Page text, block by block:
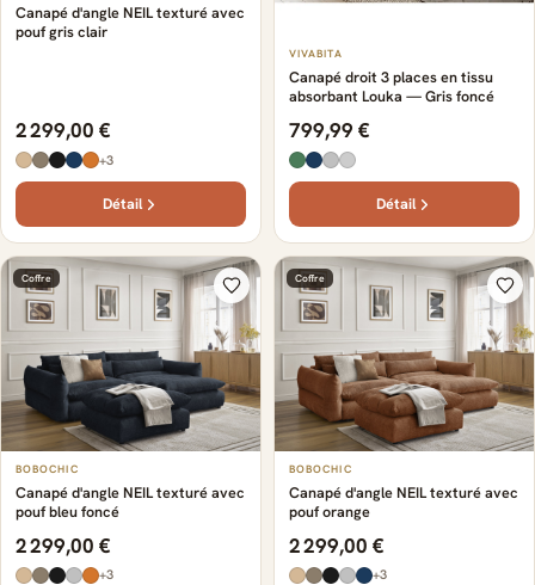
Canapé d'angle NEIL texturé avec
pouf gris clair
2 299,00 €
+3
Détail
VIVABITA
Canapé droit 3 places en tissu
absorbant Louka — Gris foncé
799,99 €
Détail
Coffre
BOBOCHIC
Canapé d'angle NEIL texturé avec
pouf bleu foncé
2 299,00 €
+3
Coffre
BOBOCHIC
Canapé d'angle NEIL texturé avec
pouf orange
2 299,00 €
+3